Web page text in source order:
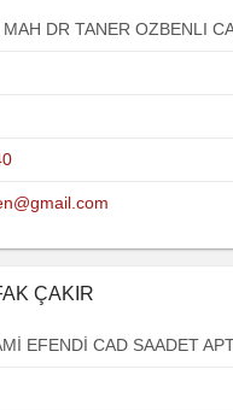
DR TANER OZBENLI
ÇAKIR
EFENDİ CAD SAADET